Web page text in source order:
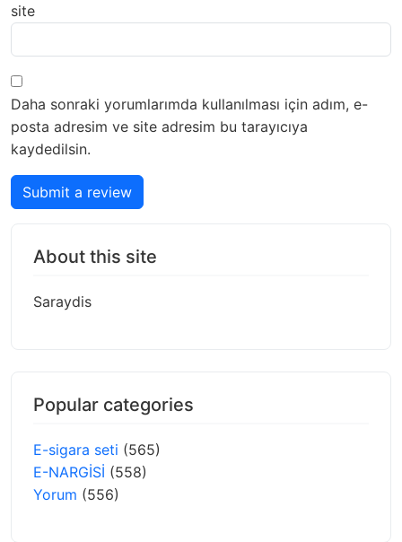
site
Daha sonraki yorumlarımda kullanılması için adım, e-
posta adresim ve site adresim bu tarayıcıya
kaydedilsin.
Submit a review
About this site
Saraydis
Popular categories
E-sigara seti (565)
E-NARGİSİ (558)
Yorum (556)